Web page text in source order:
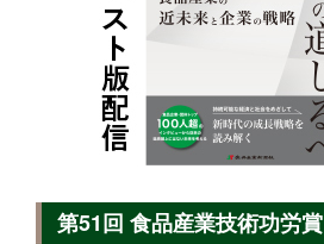
第51回 食品産業技術功労賞